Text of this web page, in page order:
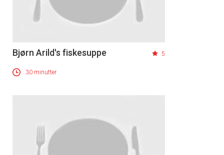
Apéritif
Vi tilbyr flere ukentlige nyhetsbrev. Du
kan fritt velge hvilke du ønsker å få
Bjørn Arild's fiskesuppe 5
30 minutter